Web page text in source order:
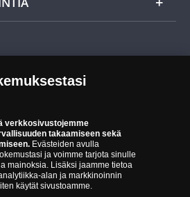
jakelijana useimmille maailman
verkkosivustojemme
takaamiseen sekä
Evästeiden avulla
ja voimme tarjota sinulle
mainoksia. Lisäksi jaamme tietoa
alan ja markkinoinnin
käytät sivustoamme.